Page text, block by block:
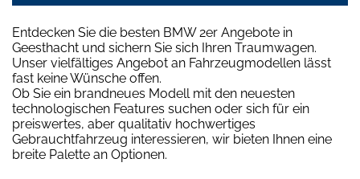
Entdecken Sie die besten BMW 2er Angebote in
Geesthacht und sichern Sie sich Ihren Traumwagen.
Unser vielfältiges Angebot an Fahrzeugmodellen lässt
fast keine Wünsche offen.
Ob Sie ein brandneues Modell mit den neuesten
technologischen Features suchen oder sich für ein
preiswertes, aber qualitativ hochwertiges
Gebrauchtfahrzeug interessieren, wir bieten Ihnen eine
breite Palette an Optionen.